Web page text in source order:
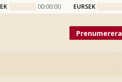
00:00:00 EURSEK
Prenumerera